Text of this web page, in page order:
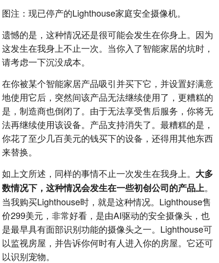
图注：现已停产的Lighthouse家庭安全摄像机。
遗憾的是，这种情况还是很可能会发生在你身上。因为
这发生在我身上不止一次。当你入了智能家居的坑时，
请考虑一下沉没成本。
在你被某个智能家居产品吸引并买下它，并设置好满意
地使用它后，突然间该产品无法继续使用了，更糟糕的
是，制造商也倒闭了。由于无法享受售后服务，你将无
法再继续使用该设备。产品支持消失了。最糟糕的是，
你花了至少几百美元的钱买下的设备，还得用其他东西
来替换。
如上文所述，同样的事情不止一次发生在我身上。 大多
数情况下，这种情况会发生在一些初创公司的产品上。
当我购买Lighthouse时，就是这种情况。Lighthouse售
价299美元，非常好看，是由AI驱动的安全摄像头，也
是最早具有面部识别功能的摄像头之一。Lighthouse可
以监视房屋，并告诉你何时有人进入你的房屋。它还可
以识别宠物。